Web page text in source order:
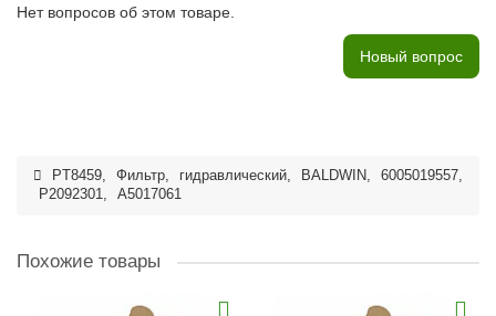
Нет вопросов об этом товаре.
Новый вопрос
PT8459, Фильтр, гидравлический, BALDWIN, 6005019557,
P2092301, A5017061
Похожие товары